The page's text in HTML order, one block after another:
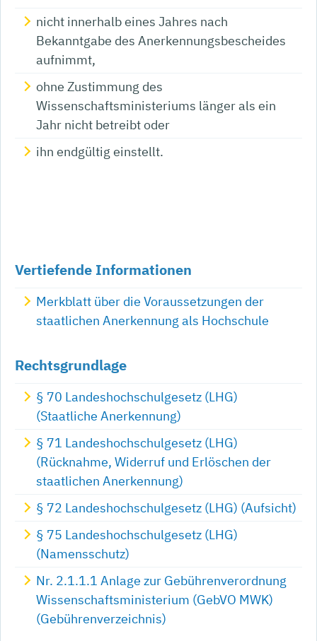
nicht innerhalb eines Jahres nach
Bekanntgabe des Anerkennungsbescheides
aufnimmt,
ohne Zustimmung des
Wissenschaftsministeriums länger als ein
Jahr nicht betreibt oder
ihn endgültig einstellt.
Vertiefende Informationen
Merkblatt über die Voraussetzungen der
staatlichen Anerkennung als Hochschule
Rechtsgrundlage
§ 70 Landeshochschulgesetz (LHG)
(Staatliche Anerkennung)
§ 71 Landeshochschulgesetz (LHG)
(Rücknahme, Widerruf und Erlöschen der
staatlichen Anerkennung)
§ 72 Landeshochschulgesetz (LHG) (Aufsicht)
§ 75 Landeshochschulgesetz (LHG)
(Namensschutz)
Nr. 2.1.1.1 Anlage zur Gebührenverordnung
Wissenschaftsministerium (GebVO MWK)
(Gebührenverzeichnis)